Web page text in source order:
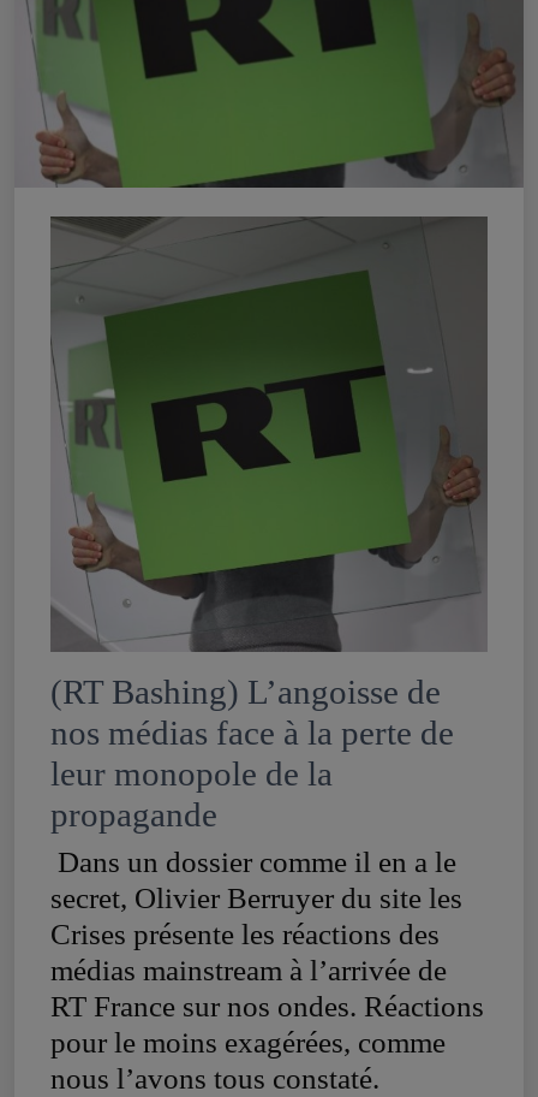
(RT Bashing) L’angoisse de
nos médias face à la perte de
leur monopole de la
propagande
Dans un dossier comme il en a le
secret, Olivier Berruyer du site les
Crises présente les réactions des
médias mainstream à l’arrivée de
RT France sur nos ondes. Réactions
pour le moins exagérées, comme
nous l’avons tous constaté.